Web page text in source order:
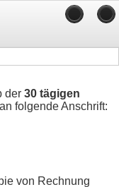
der 30 tägigen
folgende Anschrift:
von Rechnung